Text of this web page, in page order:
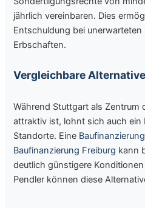
jährlich vereinbaren. Dies
Entschuldung bei
Erbschaften.
Vergleichbare
Während Stuttgart als Zentrum
attraktiv ist, lohnt sich auch ein
Standorte. Eine
Baufinanzierung Freiburg kann
deutlich günstigere
Pendler können diese